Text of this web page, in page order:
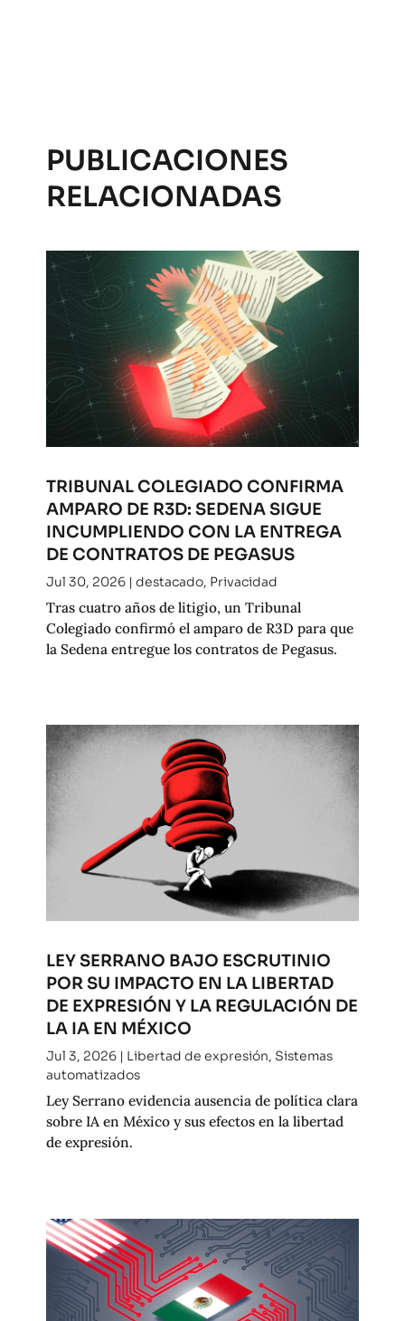
PUBLICACIONES
RELACIONADAS
TRIBUNAL COLEGIADO CONFIRMA
AMPARO DE R3D: SEDENA SIGUE
INCUMPLIENDO CON LA ENTREGA
DE CONTRATOS DE PEGASUS
Jul 30, 2026| destacado, Privacidad
Tras cuatro años de litigio, un Tribunal
Colegiado confirmó el amparo de R3D para que
la Sedena entregue los contratos de Pegasus.
LEY SERRANO BAJO ESCRUTINIO
POR SU IMPACTO EN LA LIBERTAD
DE EXPRESIÓN Y LA REGULACIÓN DE
LA IA EN MÉXICO
Jul 3, 2026| Libertad de expresión, Sistemas
automatizados
Ley Serrano evidencia ausencia de política clara
sobre IA en México y sus efectos en la libertad
de expresión.